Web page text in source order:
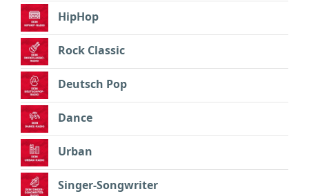
HipHop
Rock Classic
Deutsch Pop
Dance
Urban
Singer-Songwriter